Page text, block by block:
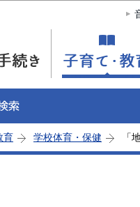
このページの本文へ
育 学校体育・保健 「